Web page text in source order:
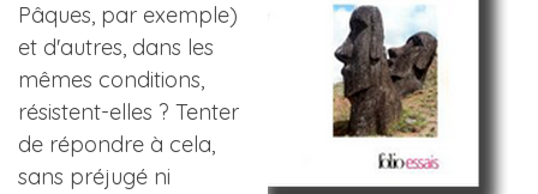
Pâques, par exemple)
et d'autres, dans les
mêmes conditions,
résistent-elles ? Tenter
de répondre à cela,
sans préjugé ni